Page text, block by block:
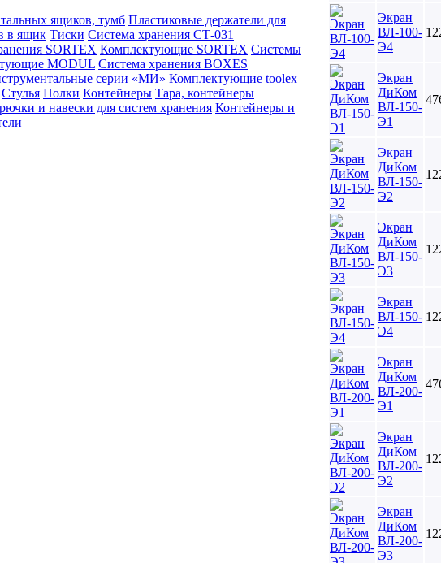
ящиков, тумб Пластиковые держатели для
в ящик Тиски Система хранения СТ-031
SORTEX Комплектующие SORTEX Системы
MODUL Система хранения BOXES
серии «МИ» Комплектующие toolex
Стулья Полки Контейнеры Тара, контейнеры
и навески для систем хранения Контейнеры и
Экран
ВЛ-100-
Э4
Экран
ДиКом
ВЛ-150-
Э1
Экран
ДиКом
ВЛ-150-
Э2
Экран
ДиКом
ВЛ-150-
Э3
Экран
ВЛ-150-
Э4
Экран
ДиКом
ВЛ-200-
Э1
Экран
ДиКом
ВЛ-200-
Э2
Экран
ДиКом
ВЛ-200-
Э3